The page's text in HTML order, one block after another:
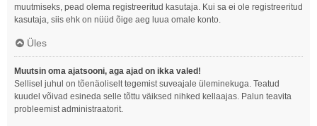
muutmiseks, pead olema registreeritud kasutaja. Kui sa ei ole registreeritud
kasutaja, siis ehk on nüüd õige aeg luua omale konto.
Üles
Muutsin oma ajatsooni, aga ajad on ikka valed!
Sellisel juhul on tõenäoliselt tegemist suveajale üleminekuga. Teatud
kuudel võivad esineda selle tõttu väiksed nihked kellaajas. Palun teavita
probleemist administraatorit.